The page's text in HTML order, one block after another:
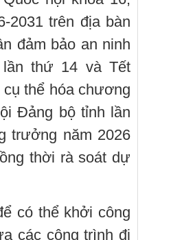
2031 trên địa bàn
đảm bảo an ninh
thứ 14 và Tết
thể hóa chương
Đảng bộ tỉnh lần
trưởng năm 2026
thời rà soát dự
có thể khởi công
các công trình đi